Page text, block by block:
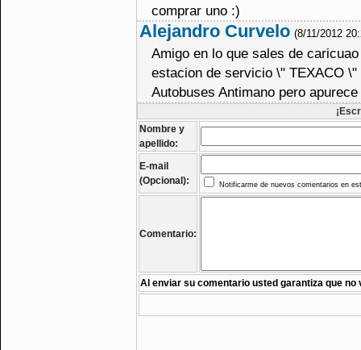
comprar uno :)
Alejandro Curvelo (8/11/2012
Amigo en lo que sales de
estacion de servicio \" TEXACO
Autobuses Antimano pero
Nombre y
apellido:
E-mail
(Opcional):
Notificarme de nuevos comentarios en
Comentario:
Al enviar su comentario usted garantiza que no